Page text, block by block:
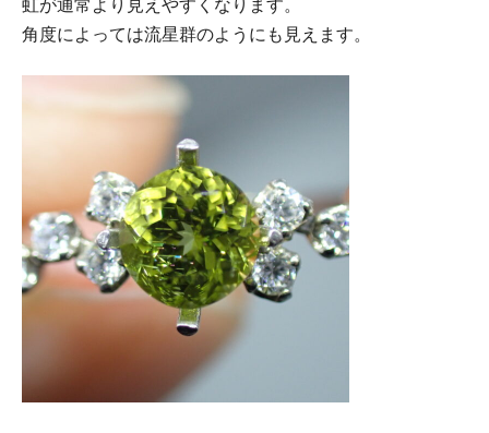
角度によっては流星群のようにも見えます。